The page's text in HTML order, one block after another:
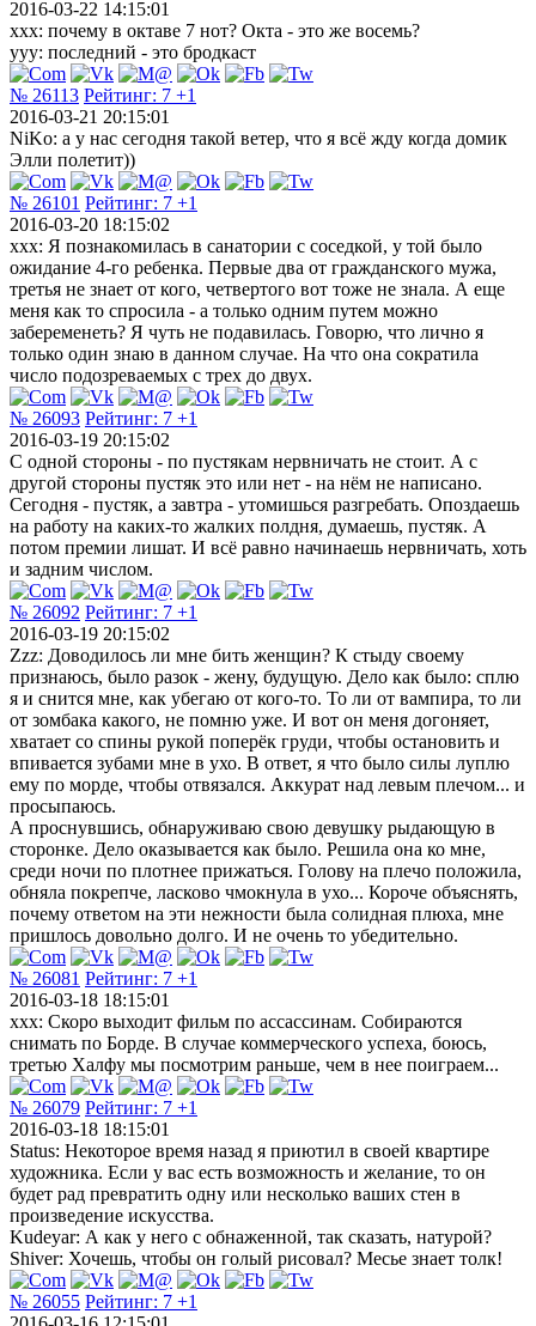
2016-03-22 14:15:01
xxx: почему в октаве 7 нот? Окта - это же восемь?
yyy: последний - это бродкаст
№ 26113 Рейтинг: 7 +1
2016-03-21 20:15:01
NiKo: а у нас сегодня такой ветер, что я всё жду когда домик
Элли полетит))
№ 26101 Рейтинг: 7 +1
2016-03-20 18:15:02
xxx: Я познакомилась в санатории с соседкой, у той было
ожидание 4-го ребенка. Первые два от гражданского мужа,
третья не знает от кого, четвертого вот тоже не знала. А еще
меня как то спросила - а только одним путем можно
забеременеть? Я чуть не подавилась. Говорю, что лично я
только один знаю в данном случае. На что она сократила
число подозреваемых с трех до двух.
№ 26093 Рейтинг: 7 +1
2016-03-19 20:15:02
С одной стороны - по пустякам нервничать не стоит. А с
другой стороны пустяк это или нет - на нём не написано.
Сегодня - пустяк, а завтра - утомишься разгребать. Опоздаешь
на работу на каких-то жалких полдня, думаешь, пустяк. А
потом премии лишат. И всё равно начинаешь нервничать, хоть
и задним числом.
№ 26092 Рейтинг: 7 +1
2016-03-19 20:15:02
Zzz: Доводилось ли мне бить женщин? К стыду своему
признаюсь, было разок - жену, будущую. Дело как было: сплю
я и снится мне, как убегаю от кого-то. То ли от вампира, то ли
от зомбака какого, не помню уже. И вот он меня догоняет,
хватает со спины рукой поперёк груди, чтобы остановить и
впивается зубами мне в ухо. В ответ, я что было силы луплю
ему по морде, чтобы отвязался. Аккурат над левым плечом... и
просыпаюсь.
А проснувшись, обнаруживаю свою девушку рыдающую в
сторонке. Дело оказывается как было. Решила она ко мне,
среди ночи по плотнее прижаться. Голову на плечо положила,
обняла покрепче, ласково чмокнула в ухо... Короче объяснять,
почему ответом на эти нежности была солидная плюха, мне
пришлось довольно долго. И не очень то убедительно.
№ 26081 Рейтинг: 7 +1
2016-03-18 18:15:01
xxx: Скоро выходит фильм по ассассинам. Собираются
снимать по Борде. В случае коммерческого успеха, боюсь,
третью Халфу мы посмотрим раньше, чем в нее поиграем...
№ 26079 Рейтинг: 7 +1
2016-03-18 18:15:01
Status: Некоторое время назад я приютил в своей квартире
художника. Если у вас есть возможность и желание, то он
будет рад превратить одну или несколько ваших стен в
произведение искусства.
Kudeyar: А как у него с обнаженной, так сказать, натурой?
Shiver: Хочешь, чтобы он голый рисовал? Месье знает толк!
№ 26055 Рейтинг: 7 +1